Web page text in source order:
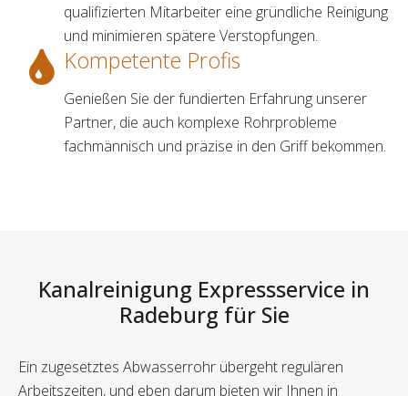
qualifizierten Mitarbeiter eine gründliche Reinigung
und minimieren spätere Verstopfungen.
Kompetente Profis
Genießen Sie der fundierten Erfahrung unserer
Partner, die auch komplexe Rohrprobleme
fachmännisch und präzise in den Griff bekommen.
Kanalreinigung Expressservice in
Radeburg für Sie
Ein zugesetztes Abwasserrohr übergeht regulären
Arbeitszeiten, und eben darum bieten wir Ihnen in